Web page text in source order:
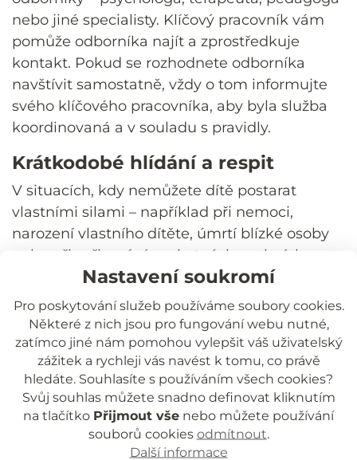
Nastavení soukromí
Pro poskytování služeb používáme soubory cookies.
Některé z nich jsou pro fungování webu nutné,
zatímco jiné nám pomohou vylepšit váš uživatelský
zážitek a rychleji vás navést k tomu, co právě
hledáte. Souhlasíte s používáním všech cookies?
Svůj souhlas můžete snadno definovat kliknutím
na tlačítko Přijmout vše nebo můžete používání
souborů cookies odmítnout.
Další informace
nebo jiné specialisty. Klíčový pracovník vám
pomůže odborníka najít a zprostředkuje
kontakt. Pokud se rozhodnete odborníka
navštívit samostatně, vždy o tom informujte
svého klíčového pracovníka, aby byla služba
koordinovaná a v souladu s pravidly.
Krátkodobé hlídání a respit
V situacích, kdy nemůžete dítě postarat
vlastními silami – například při nemoci,
narození vlastního dítěte, úmrtí blízké osoby
nebo při vyřizování nezbytných osobních
záležitostí – zajistíme krátkodobé hlídání.
Dlouhodoběji nabízíme respitní péči, kdy dítě
starší dvou let může být dočasně umístěno na
max. 14 dní ročně, nejčastěji formou letních
táborů, víkendových pobytů nebo soustředění.
Kontakt s biologickou rodinou
Pomáháme zajistit bezpečný kontakt dítěte s
biologickými příbuznými nebo dalšími